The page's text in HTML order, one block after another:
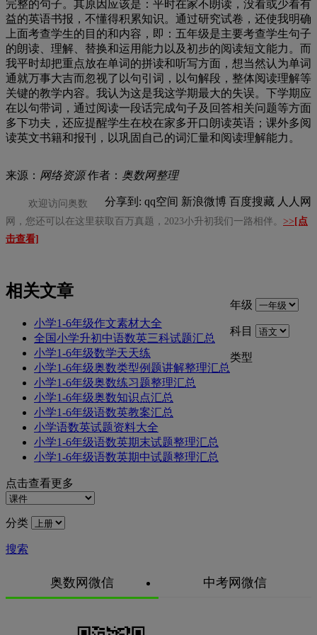
完整的句子。其原因应该是：平时在家不朗读，没看或少看有
益的英语书报，不懂得积累知识。通过研究试卷，还使我明确
上面考查学生的目的和内容，即：五年级是主要考查学生句子
的朗读、理解、替换和运用能力以及初步的阅读短文能力。而
我平时却把重点放在单词的拼读和听写方面，想当然认为单词
通就万事大吉而忽视了以句引词，以句解段，整体阅读理解等
关键的教学内容。我认为这是我这学期最大的失误。下学期应
在以句带词，通过阅读一段话完成句子及回答相关问题等方面
多下功夫，还应提醒学生在校在家多开口朗读英语；课外多阅
读英文书籍和报刊，以巩固自己的词汇量和阅读理解能力。
来源： 网络资源作者： 奥数网整理
分享到: qq空间 新浪微博 百度搜藏 人人网
欢迎访问奥数
网，您还可以在这里获取百万真题，2023小升初我们一路相伴。 >> [点
击查看]
相关文章
小学1-6年级作文素材大全
全国小学升初中语数英三科试题汇总
小学1-6年级数学天天练
小学1-6年级奥数类型例题讲解整理汇总
小学1-6年级奥数练习题整理汇总
小学1-6年级奥数知识点汇总
小学1-6年级语数英教案汇总
小学语数英试题资料大全
小学1-6年级语数英期末试题整理汇总
小学1-6年级语数英期中试题整理汇总
点击查看更多
年级
科目
类型
分类
搜索
奥数网微信 中考网微信